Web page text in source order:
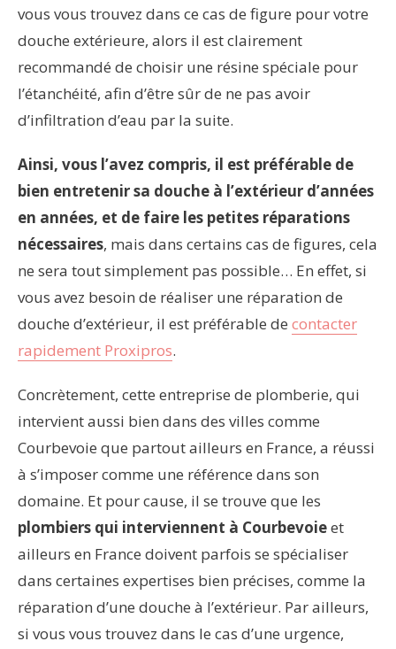
vous vous trouvez dans ce cas de figure pour votre
douche extérieure, alors il est clairement
recommandé de choisir une résine spéciale pour
l’étanchéité, afin d’être sûr de ne pas avoir
d’infiltration d’eau par la suite.
Ainsi, vous l’avez compris, il est préférable de
bien entretenir sa douche à l’extérieur d’années
en années, et de faire les petites réparations
nécessaires, mais dans certains cas de figures, cela
ne sera tout simplement pas possible… En effet, si
vous avez besoin de réaliser une réparation de
douche d’extérieur, il est préférable de contacter
rapidement Proxipros.
Concrètement, cette entreprise de plomberie, qui
intervient aussi bien dans des villes comme
Courbevoie que partout ailleurs en France, a réussi
à s’imposer comme une référence dans son
domaine. Et pour cause, il se trouve que les
plombiers qui interviennent à Courbevoieet
ailleurs en France doivent parfois se spécialiser
dans certaines expertises bien précises, comme la
réparation d’une douche à l’extérieur. Par ailleurs,
si vous vous trouvez dans le cas d’une urgence,